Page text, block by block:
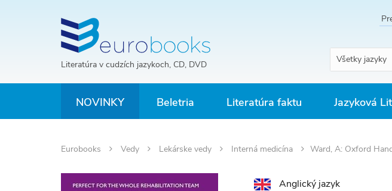
Literatúra v cudzích jazykoch, CD, DVD Všetky jazyky
NOVINKY Beletria Literatúra faktu Jazyková
Eurobooks Vedy Lekárske vedy Interná medicína Ward, A: Oxford
Anglický jazyk